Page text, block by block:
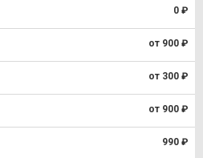
0 ₽
от 900 ₽
от 300 ₽
от 900 ₽
990 ₽